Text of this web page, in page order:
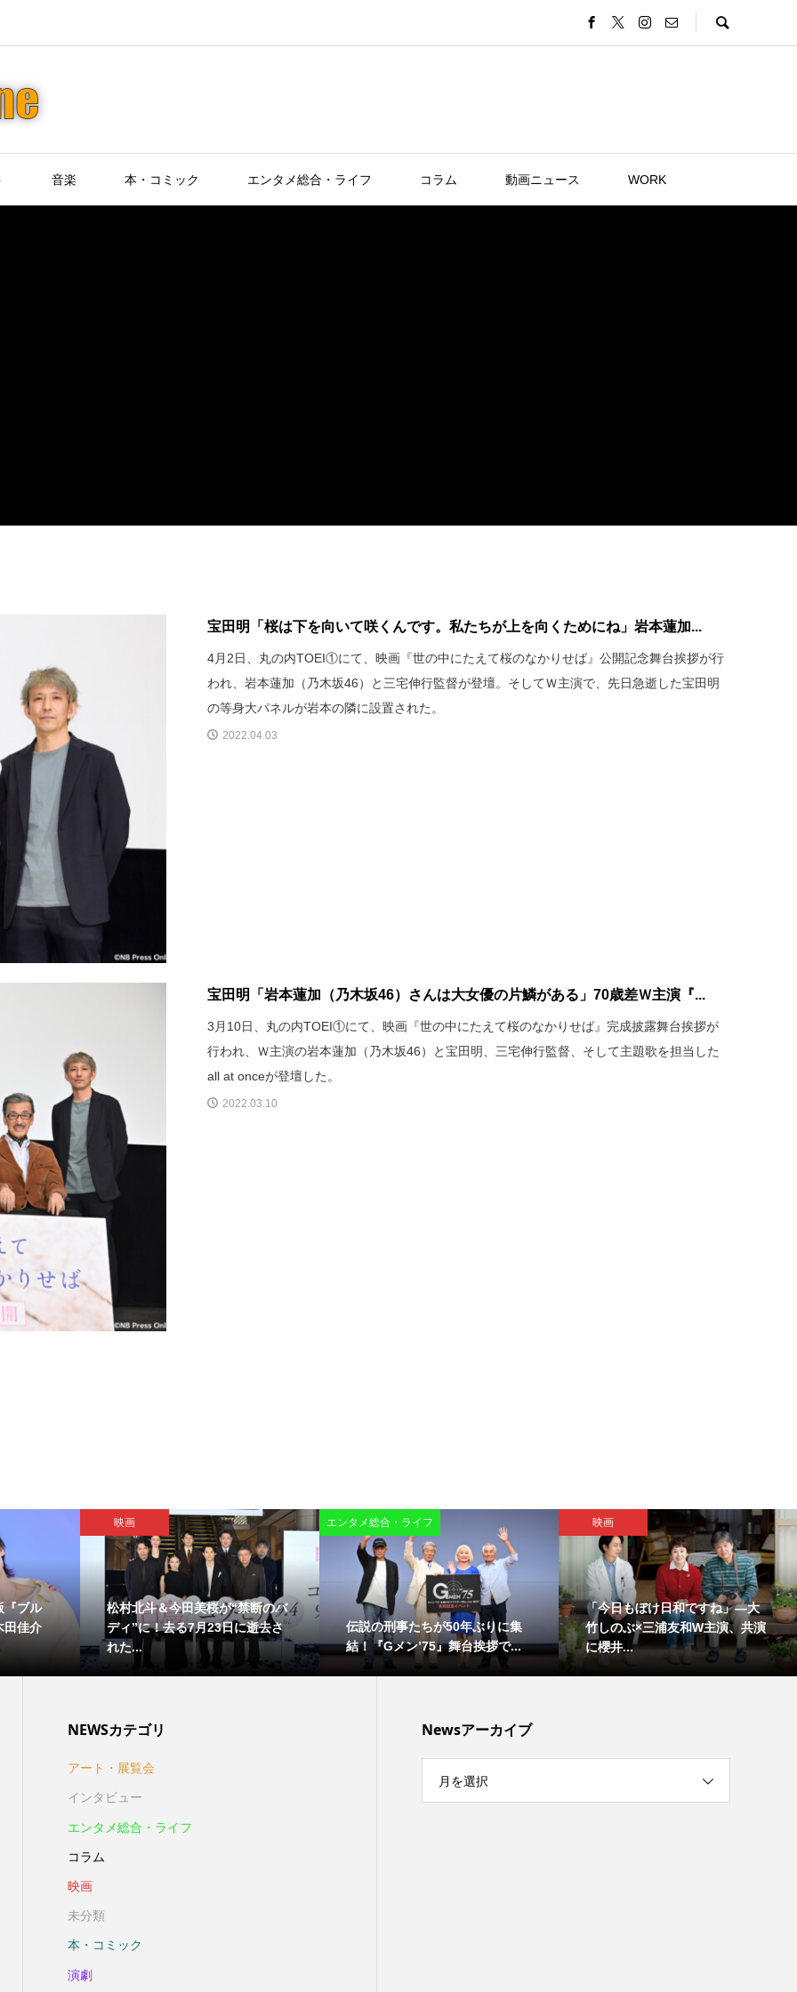
音楽 本・コミック エンタメ総合・ライフ コラム 動画ニュース WORK
宝田明「桜は下を向いて咲くんです。私たちが上を向くためにね」岩本蓮加...
4月2日、丸の内TOEI①にて、映画『世の中にたえて桜のなかりせば』公開記念舞台挨拶が行
われ、岩本蓮加（乃木坂46）と三宅伸行監督が登壇。そしてＷ主演で、先日急逝した宝田明
の等身大パネルが岩本の隣に設置された。
2022.04.03
宝田明「岩本蓮加（乃木坂46）さんは大女優の片鱗がある」70歳差Ｗ主演『...
3月10日、丸の内TOEI①にて、映画『世の中にたえて桜のなかりせば』完成披露舞台挨拶が
行われ、Ｗ主演の岩本蓮加（乃木坂46）と宝田明、三宅伸行監督、そして主題歌を担当した
all at onceが登壇した。
2022.03.10
『ブル
田佳介
映画
松村北斗＆今田美桜が“禁断のバ
ディ”に！去る7月23日に逝去さ
れた...
エンタメ総合・ライフ
伝説の刑事たちが50年ぶりに集
結！『Gメン’75』舞台挨拶で...
映画
「今日もぼけ日和ですね」―大
竹しのぶ×三浦友和W主演、共演
に櫻井...
NEWSカテゴリ
アート・展覧会
インタビュー
エンタメ総合・ライフ
コラム
映画
未分類
本・コミック
演劇
Newsアーカイブ
月を選択